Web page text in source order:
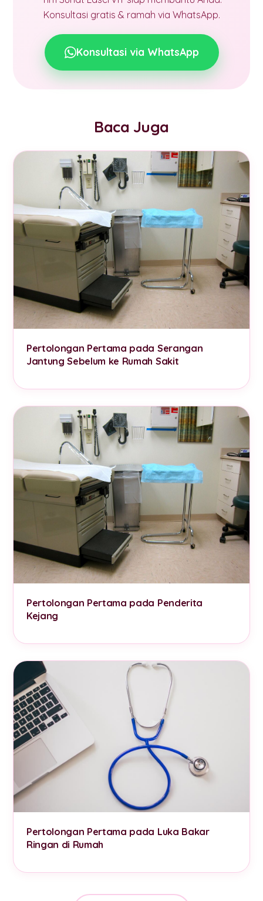
Konsultasi gratis & ramah via WhatsApp.
Konsultasi via WhatsApp
Baca Juga
Pertolongan Pertama pada Serangan
Jantung Sebelum ke Rumah Sakit
Pertolongan Pertama pada Penderita
Kejang
Pertolongan Pertama pada Luka Bakar
Ringan di Rumah